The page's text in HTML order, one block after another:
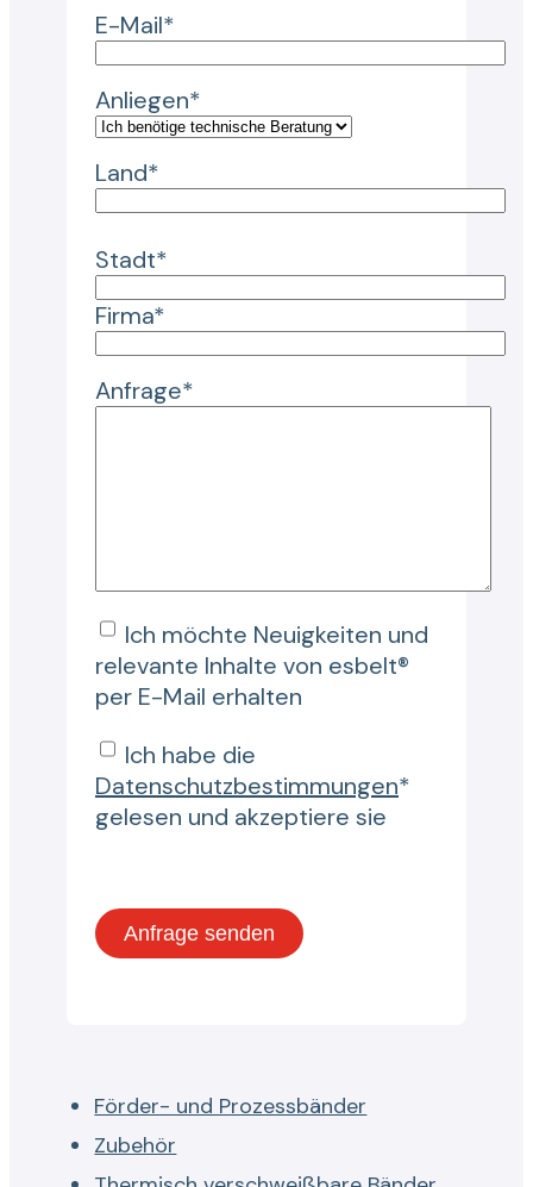
E-Mail*
Anliegen*
Land*
Stadt*
Firma*
Anfrage*
Ich möchte Neuigkeiten und
relevante Inhalte von esbelt®
per E-Mail erhalten
Ich habe die
Datenschutzbestimmungen*
gelesen und akzeptiere sie
Förder- und Prozessbänder
Zubehör